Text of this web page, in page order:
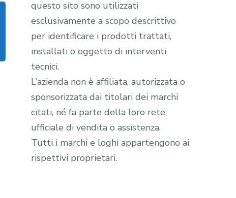
questo sito sono utilizzati
esclusivamente a scopo descrittivo
per identificare i prodotti trattati,
installati o oggetto di interventi
tecnici.
L’azienda non è affiliata, autorizzata o
sponsorizzata dai titolari dei marchi
citati, né fa parte della loro rete
ufficiale di vendita o assistenza.
Tutti i marchi e loghi appartengono ai
rispettivi proprietari.